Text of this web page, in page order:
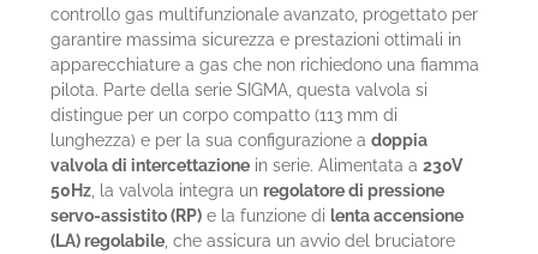
controllo gas multifunzionale avanzato, progettato per
garantire massima sicurezza e prestazioni ottimali in
apparecchiature a gas che non richiedono una fiamma
pilota. Parte della serie SIGMA, questa valvola si
distingue per un corpo compatto (113 mm di
lunghezza) e per la sua configurazione adoppia
valvola di intercettazione in serie. Alimentata a230V
50Hz , la valvola integra unregolatore di pressione
servo-assistito (RP) e la funzione di lenta accensione
(LA) regolabile , che assicura un avvio del bruciatore